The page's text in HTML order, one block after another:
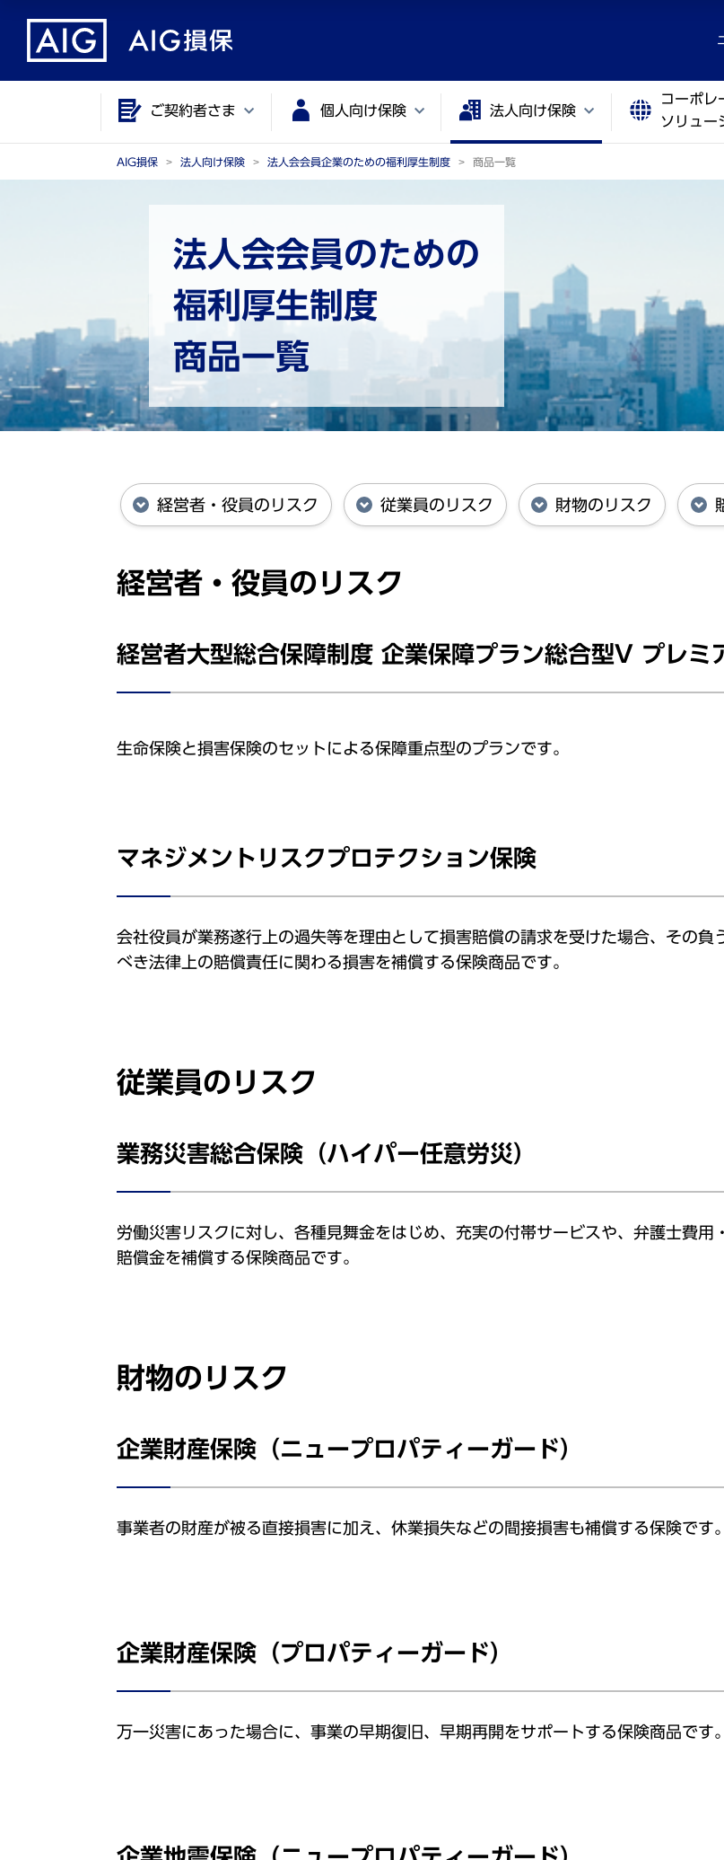
ご契約者さま 個人向け保険 法人向け保険
コーポレ
ソリュー
す
AIG損保 法人向け保険 法人会会員企業のための福利厚生制度 商品一覧
法人会会員のための
福利厚生制度
商品一覧
経営者・役員のリスク 従業員のリスク 財物のリスク
経営者・役員のリスク
経営者大型総合保障制度 企業保障プラン総合型V プレミ
生命保険と損害保険のセットによる保障重点型のプランです。
マネジメントリスクプロテクション保険
会社役員が業務遂行上の過失等を理由として損害賠償の請求を受けた場合、その負
べき法律上の賠償責任に関わる損害を補償する保険商品です。
従業員のリスク
業務災害総合保険（ハイパー任意労災）
労働災害リスクに対し、各種見舞金をはじめ、充実の付帯サービスや、弁護士費用・
賠償金を補償する保険商品です。
財物のリスク
企業財産保険（ニュープロパティーガード）
事業者の財産が被る直接損害に加え、休業損失などの間接損害も補償する保険です。
企業財産保険（プロパティーガード）
万一災害にあった場合に、事業の早期復旧、早期再開をサポートする保険商品です。